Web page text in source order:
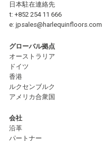
日本駐在連絡先
t: +852 254 11 666
e: jpsales@harlequinfloors.com
グローバル拠点
オーストラリア
ドイツ
香港
ルクセンブルク
アメリカ合衆国
会社
沿革
パートナー